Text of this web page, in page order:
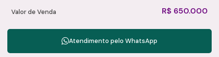
R$ 650.000
Valor de Venda
Atendimento pelo WhatsApp